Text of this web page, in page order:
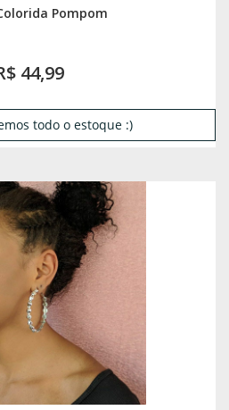
Pompom
44,99
todo o estoque :)